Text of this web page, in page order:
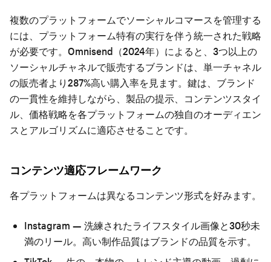
複数のプラットフォームでソーシャルコマースを管理する
には、プラットフォーム特有の実行を伴う統一された戦略
が必要です。Omnisend（2024年）によると、3つ以上の
ソーシャルチャネルで販売するブランドは、単一チャネル
の販売者より287%高い購入率を見ます。鍵は、ブランド
の一貫性を維持しながら、製品の提示、コンテンツスタイ
ル、価格戦略を各プラットフォームの独自のオーディエン
スとアルゴリズムに適応させることです。
コンテンツ適応フレームワーク
各プラットフォームは異なるコンテンツ形式を好みます。
Instagram — 洗練されたライフスタイル画像と30秒未
満のリール。高い制作品質はブランドの品質を示す。